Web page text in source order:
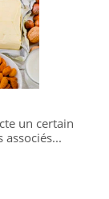
un certain